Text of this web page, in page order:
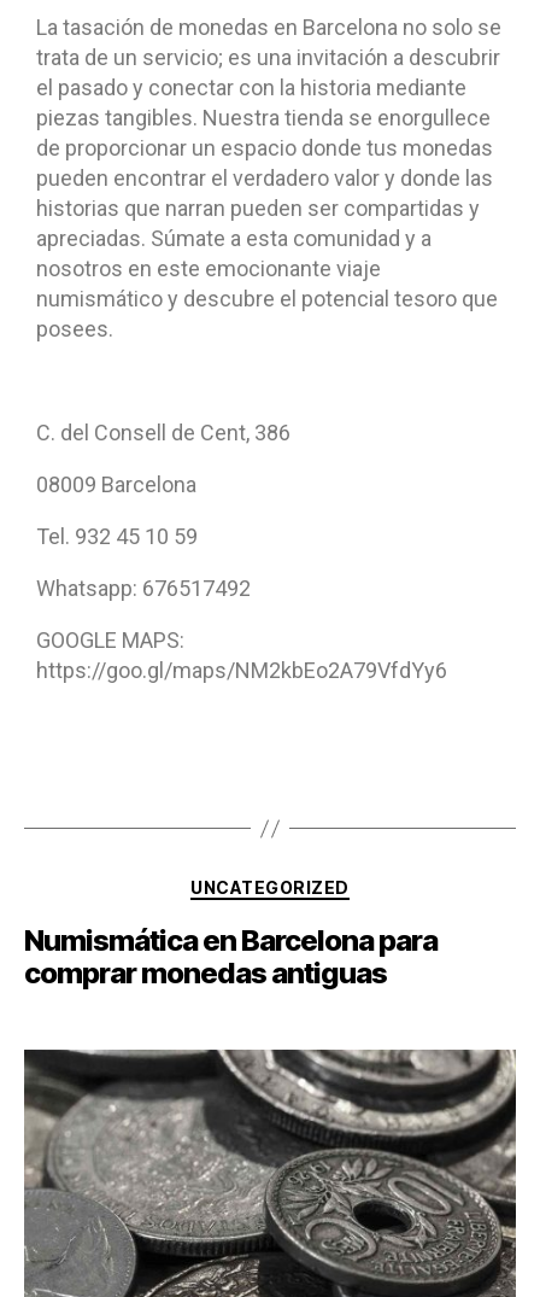
La tasación de monedas en Barcelona no solo se
trata de un servicio; es una invitación a descubrir
el pasado y conectar con la historia mediante
piezas tangibles. Nuestra tienda se enorgullece
de proporcionar un espacio donde tus monedas
pueden encontrar el verdadero valor y donde las
historias que narran pueden ser compartidas y
apreciadas. Súmate a esta comunidad y a
nosotros en este emocionante viaje
numismático y descubre el potencial tesoro que
posees.
C. del Consell de Cent, 386
08009 Barcelona
Tel. 932 45 10 59
Whatsapp: 676517492
GOOGLE MAPS:
https://goo.gl/maps/NM2kbEo2A79VfdYy6
UNCATEGORIZED
Numismática en Barcelona para
comprar monedas antiguas